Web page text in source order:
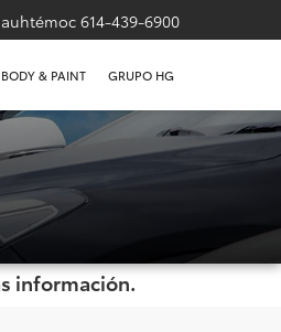
614-439-6900
BODY & PAINT GRUPO HG
información.